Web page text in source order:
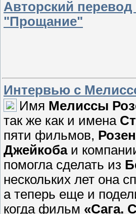
Авторский
"Прощание"
Интервью с
Имя Мелиссы
так же как и имена
пяти фильмов,
Джейкобаи
помогла сделать из
нескольких лет она
а теперь еще и
когда фильм «Сага.